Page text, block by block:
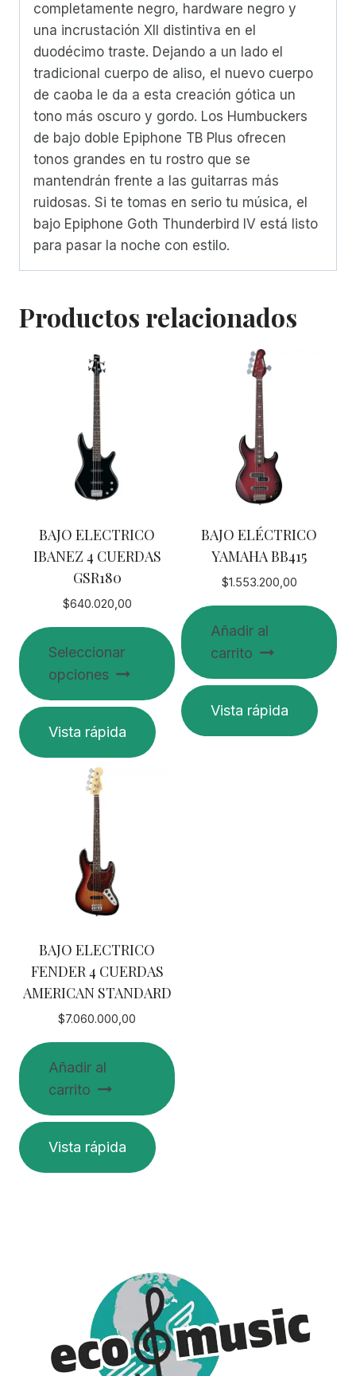
completamente negro, hardware negro y
una incrustación XII distintiva en el
duodécimo traste. Dejando a un lado el
tradicional cuerpo de aliso, el nuevo cuerpo
de caoba le da a esta creación gótica un
tono más oscuro y gordo. Los Humbuckers
de bajo doble Epiphone TB Plus ofrecen
tonos grandes en tu rostro que se
mantendrán frente a las guitarras más
ruidosas. Si te tomas en serio tu música, el
bajo Epiphone Goth Thunderbird IV está listo
para pasar la noche con estilo.
Productos relacionados
BAJO ELECTRICO
IBANEZ 4 CUERDAS
GSR180
$640.020,00
Seleccionar
opciones
Este
producto
tiene
página
de
producto
Vista rápida
BAJO ELÉCTRICO
YAMAHA BB415
$1.553.200,00
Añadir al
carrito
Vista rápida
BAJO ELECTRICO
FENDER 4 CUERDAS
AMERICAN STANDARD
$7.060.000,00
Añadir al
carrito
Vista rápida